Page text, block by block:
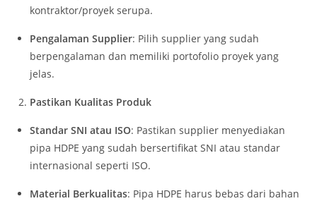
kontraktor/proyek serupa.
Pengalaman Supplier: Pilih supplier yang sudah
berpengalaman dan memiliki portofolio proyek yang
jelas.
Pastikan Kualitas Produk
Standar SNI atau ISO: Pastikan supplier menyediakan
pipa HDPE yang sudah bersertifikat SNI atau standar
internasional seperti ISO.
Material Berkualitas: Pipa HDPE harus bebas dari bahan